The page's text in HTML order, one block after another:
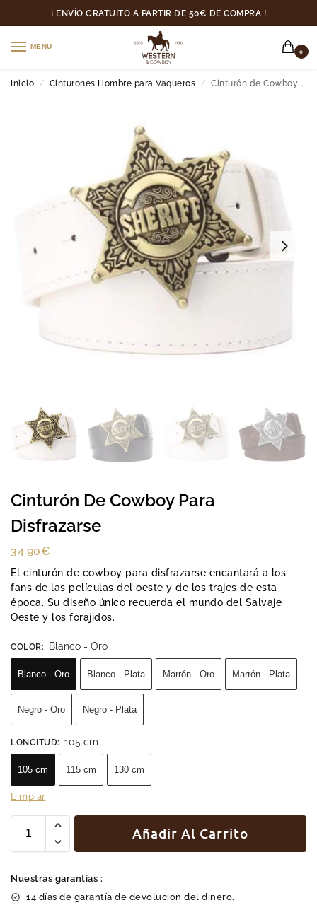
¡ ENVÍO GRATUITO A PARTIR DE 50€ DE COMPRA !
MENU
0
Inicio / Cinturones Hombre para Vaqueros / Cinturón de Cowboy para Disfrazarse
Cinturón De Cowboy Para
Disfrazarse
34.90€
El cinturón de cowboy para disfrazarse encantará a los
fans de las películas del oeste y de los trajes de esta
época. Su diseño único recuerda el mundo del Salvaje
Oeste y los forajidos.
COLOR: Blanco - Oro
Blanco - Oro Blanco - Plata Marrón - Oro Marrón - Plata
Negro - Oro Negro - Plata
LONGITUD: 105 cm
105 cm 115 cm 130 cm
Limpiar
Añadir Al Carrito
Nuestras garantías :
14 días de garantía de devolución del dinero.